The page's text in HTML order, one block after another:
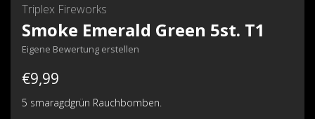
Triplex Fireworks
Smoke Emerald Green 5st. T1
Eigene Bewertung erstellen
€9,99
5 smaragdgrün Rauchbomben.